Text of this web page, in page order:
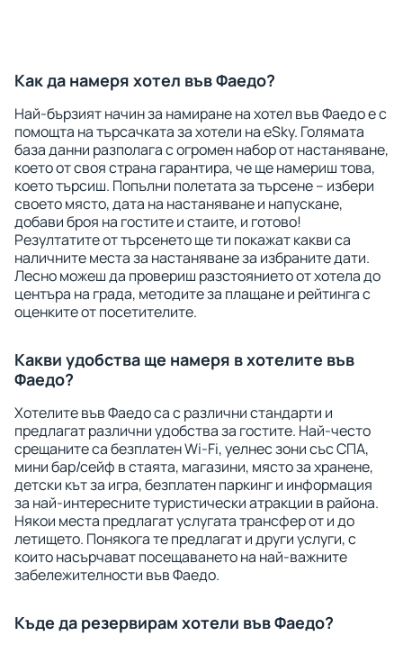
Как да намеря хотел във Фаедо?
Най-бързият начин за намиране на хотел във Фаедо е с
помощта на търсачката за хотели на eSky. Голямата
база данни разполага с огромен набор от настаняване,
което от своя страна гарантира, че ще намериш това,
което търсиш. Попълни полетата за търсене – избери
своето място, дата на настаняване и напускане,
добави броя на гостите и стаите, и готово!
Резултатите от търсенето ще ти покажат какви са
наличните места за настаняване за избраните дати.
Лесно можеш да провериш разстоянието от хотела до
центъра на града, методите за плащане и рейтинга с
оценките от посетителите.
Какви удобства ще намеря в хотелите във
Фаедо?
Хотелите във Фаедо са с различни стандарти и
предлагат различни удобства за гостите. Най-често
срещаните са безплатен Wi-Fi, уелнес зони със СПА,
мини бар/сейф в стаята, магазини, място за хранене,
детски кът за игра, безплатен паркинг и информация
за най-интересните туристически атракции в района.
Някои места предлагат услугата трансфер от и до
летището. Понякога те предлагат и други услуги, с
които насърчават посещаването на най-важните
забележителности във Фаедо.
Къде да резервирам хотели във Фаедо?